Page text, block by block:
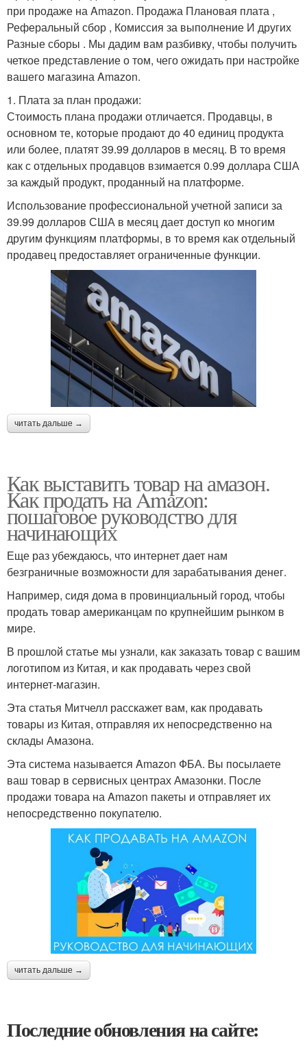
при продаже на Amazon. Продажа Плановая плата ,
Реферальный сбор , Комиссия за выполнение И других
Разные сборы . Мы дадим вам разбивку, чтобы получить
четкое представление о том, чего ожидать при настройке
вашего магазина Amazon.
1. Плата за план продажи:
Стоимость плана продажи отличается. Продавцы, в
основном те, которые продают до 40 единиц продукта
или более, платят 39.99 долларов в месяц. В то время
как с отдельных продавцов взимается 0.99 доллара США
за каждый продукт, проданный на платформе.
Использование профессиональной учетной записи за
39.99 долларов США в месяц дает доступ ко многим
другим функциям платформы, в то время как отдельный
продавец предоставляет ограниченные функции.
читать дальше →
Как выставить товар на амазон.
Как продать на Amazon:
пошаговое руководство для
начинающих
Еще раз убеждаюсь, что интернет дает нам
безграничные возможности для зарабатывания денег.
Например, сидя дома в провинциальный город, чтобы
продать товар американцам по крупнейшим рынком в
мире.
В прошлой статье мы узнали, как заказать товар с вашим
логотипом из Китая, и как продавать через свой
интернет-магазин.
Эта статья Митчелл расскажет вам, как продавать
товары из Китая, отправляя их непосредственно на
склады Амазона.
Эта система называется Amazon ФБА. Вы посылаете
ваш товар в сервисных центрах Амазонки. После
продажи товара на Amazon пакеты и отправляет их
непосредственно покупателю.
читать дальше →
Последние обновления на сайте: